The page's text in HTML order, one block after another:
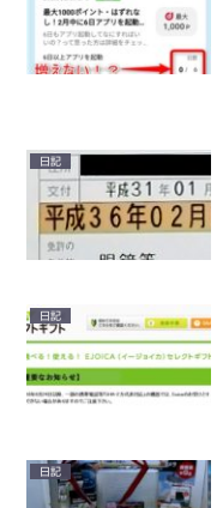
日記
日記
日記